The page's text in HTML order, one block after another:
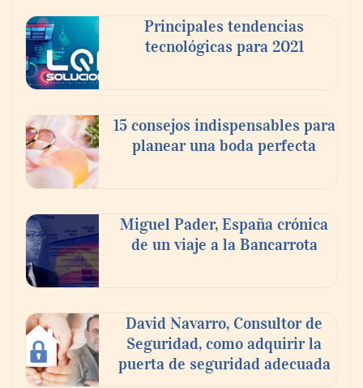
En el Día de la Cerveza, Grupo Modelo
mundo elige para reunirse: 7 de cada 10 la
escogen
compromiso para el eclipse solar del 12 de
agosto
Principales tendencias
tecnológicas para 2021
15 consejos indispensables para
planear una boda perfecta
Miguel Pader, España crónica
de un viaje a la Bancarrota
David Navarro, Consultor de
Seguridad, como adquirir la
puerta de seguridad adecuada